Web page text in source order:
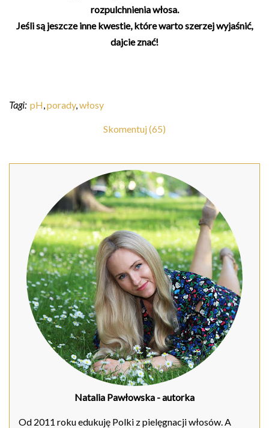
rozpulchnienia włosa.
Jeśli są jeszcze inne kwestie, które warto szerzej wyjaśnić,
dajcie znać!
Tagi: pH porady, włosy
Skomentuj (65)
Natalia Pawłowska - autorka
Od 2011 roku edukuję Polki z pielęgnacji włosów. A